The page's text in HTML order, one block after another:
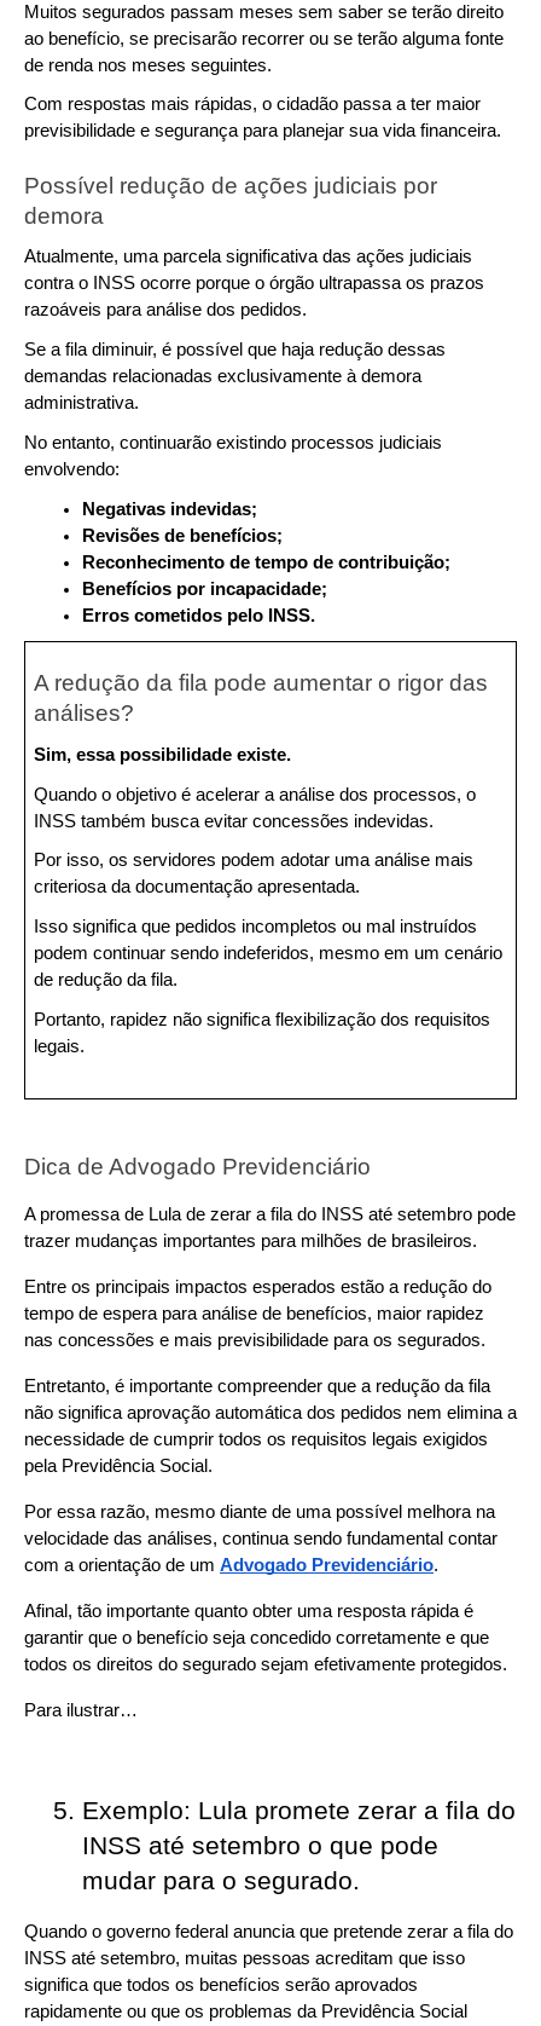
Muitos segurados passam meses sem saber se terão direito
ao benefício, se precisarão recorrer ou se terão alguma fonte
de renda nos meses seguintes.
Com respostas mais rápidas, o cidadão passa a ter maior
previsibilidade e segurança para planejar sua vida financeira.
Possível redução de ações judiciais por
demora
Atualmente, uma parcela significativa das ações judiciais
contra o INSS ocorre porque o órgão ultrapassa os prazos
razoáveis para análise dos pedidos.
Se a fila diminuir, é possível que haja redução dessas
demandas relacionadas exclusivamente à demora
administrativa.
No entanto, continuarão existindo processos judiciais
envolvendo:
Negativas indevidas;
Revisões de benefícios;
Reconhecimento de tempo de contribuição;
Benefícios por incapacidade;
Erros cometidos pelo INSS.
A redução da fila pode aumentar o rigor das
análises?
Sim, essa possibilidade existe.
Quando o objetivo é acelerar a análise dos processos, o
INSS também busca evitar concessões indevidas.
Por isso, os servidores podem adotar uma análise mais
criteriosa da documentação apresentada.
Isso significa que pedidos incompletos ou mal instruídos
podem continuar sendo indeferidos, mesmo em um cenário
de redução da fila.
Portanto, rapidez não significa flexibilização dos requisitos
legais.
Dica de Advogado Previdenciário
A promessa de Lula de zerar a fila do INSS até setembro pode
trazer mudanças importantes para milhões de brasileiros.
Entre os principais impactos esperados estão a redução do
tempo de espera para análise de benefícios, maior rapidez
nas concessões e mais previsibilidade para os segurados.
Entretanto, é importante compreender que a redução da fila
não significa aprovação automática dos pedidos nem elimina a
necessidade de cumprir todos os requisitos legais exigidos
pela Previdência Social.
Por essa razão, mesmo diante de uma possível melhora na
velocidade das análises, continua sendo fundamental contar
com a orientação de um Advogado Previdenciário.
Afinal, tão importante quanto obter uma resposta rápida é
garantir que o benefício seja concedido corretamente e que
todos os direitos do segurado sejam efetivamente protegidos.
Para ilustrar…
Exemplo: Lula promete zerar a fila do
INSS até setembro o que pode
mudar para o segurado.
Quando o governo federal anuncia que pretende zerar a fila do
INSS até setembro, muitas pessoas acreditam que isso
significa que todos os benefícios serão aprovados
rapidamente ou que os problemas da Previdência Social